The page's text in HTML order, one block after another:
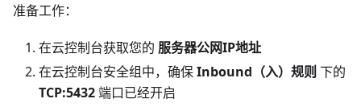
准备工作：
在云控制台获取您的 服务器公网IP地址
在云控制台安全组中，确保Inbound（入）规则 下的
TCP:5432端口已经开启